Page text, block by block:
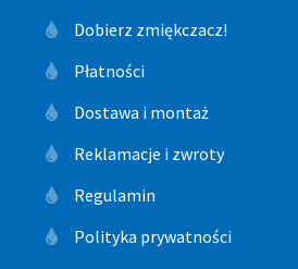
Dobierz zmiękczacz!
Płatności
Dostawa i montaż
Reklamacje i zwroty
Regulamin
Polityka prywatności